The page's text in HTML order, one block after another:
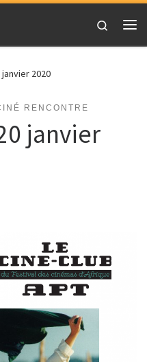
Search
janvier 2020
RENCONTRE
janvier